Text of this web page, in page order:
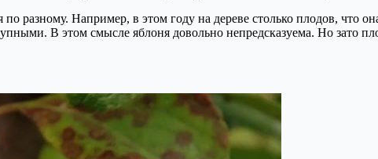
разному. Например, в этом году на дереве столько плодов, что
В этом смысле яблоня довольно непредсказуема. Но зато